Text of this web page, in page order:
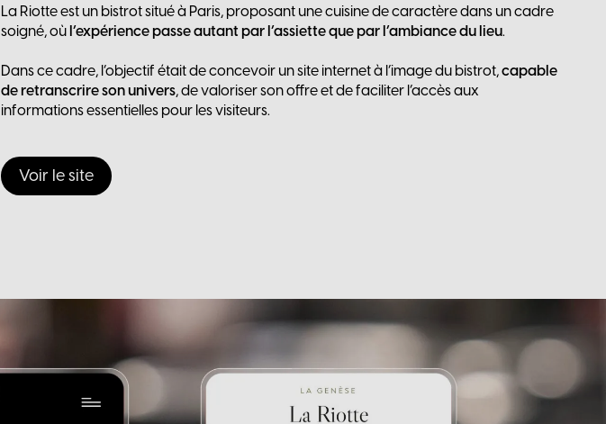
La Riotte est un bistrot situé à Paris, proposant une cuisine de caractère dans un cadre
soigné, oùl’expérience passe autant par l’assiette que par l’ambiance du lieu.
Dans ce cadre, l’objectif était de concevoir un site internet à l’image du bistrot,capable
de retranscrire son univers, de valoriser son offre et de faciliter l’accès aux
informations essentielles pour les visiteurs.
Voir le site